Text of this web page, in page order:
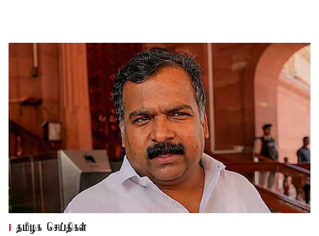
தமிழக செய்திகள்